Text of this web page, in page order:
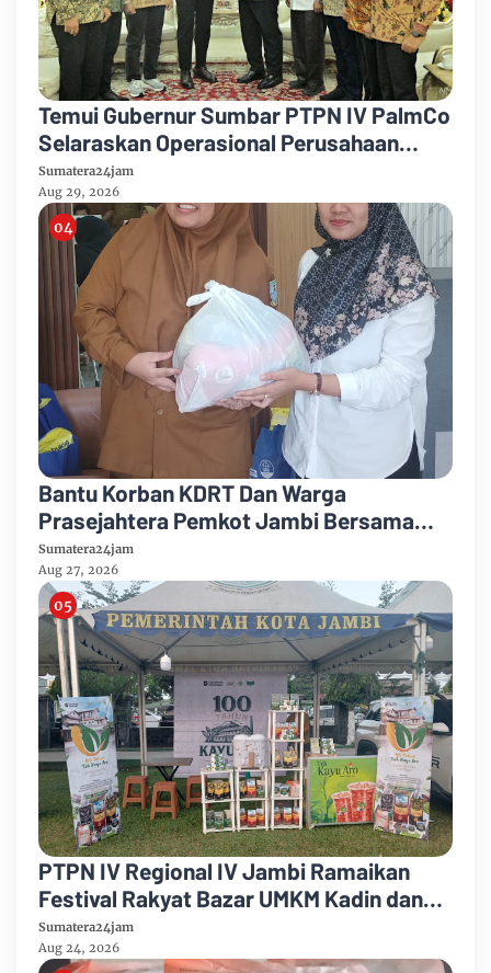
Temui Gubernur Sumbar PTPN IV PalmCo
Selaraskan Operasional Perusahaan
Dengan Pembangunan Daerah
Sumatera24jam
Aug 29, 2026
Bantu Korban KDRT Dan Warga
Prasejahtera Pemkot Jambi Bersama
PTPN IV Regional IV Salurkan Paket
Sembako
Sumatera24jam
Aug 27, 2026
PTPN IV Regional IV Jambi Ramaikan
Festival Rakyat Bazar UMKM Kadin dan
Korem 042/Garuda Putih
Sumatera24jam
Aug 24, 2026